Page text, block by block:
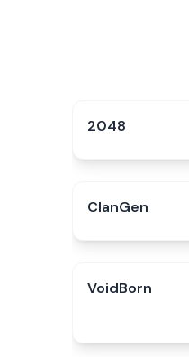
2048
ClanGen
VoidBorn